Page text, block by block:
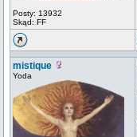
Posty: 13932
Skąd: FF
mistique
Yoda